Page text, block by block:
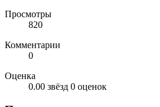
Просмотры
820
Комментарии
0
Оценка
0.00 звёзд 0 оценок